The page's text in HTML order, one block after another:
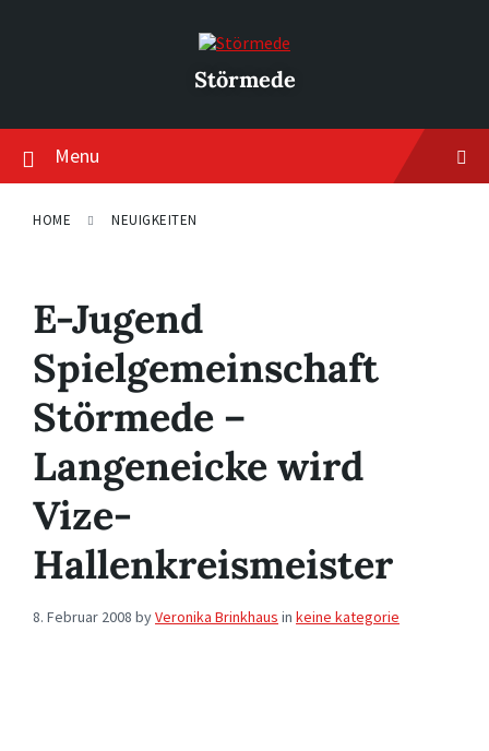
Störmede
Menu
HOME NEUIGKEITEN
E-Jugend
Spielgemeinschaft
Störmede –
Langeneicke wird
Vize-
Hallenkreismeister
8. Februar 2008 byVeronika Brinkhaus in keine kategorie